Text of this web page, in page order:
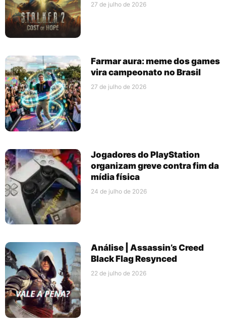
27 de julho de 2026
Farmar aura: meme dos games
vira campeonato no Brasil
27 de julho de 2026
Jogadores do PlayStation
organizam greve contra fim da
mídia física
24 de julho de 2026
Análise | Assassin’s Creed
Black Flag Resynced
22 de julho de 2026